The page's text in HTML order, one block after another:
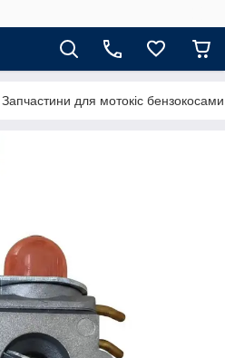
Запчастини для мотокіс бензокосами